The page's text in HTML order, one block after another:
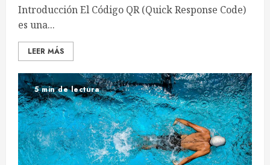
Introducción El Código QR (Quick Response Code)
es una...
LEER MÁS
5 min de lectura